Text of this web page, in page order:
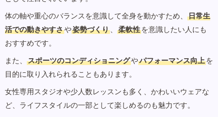
体の軸や重心のバランスを意識して全身を動かすため、
日常生
活での動きやすさや姿勢づくり 、 柔軟性 を意識したい人にも
おすすめです。
また、
スポーツのコンディショニングやパフォーマンス向上 を
目的に取り入れられることもあります。
女性専用スタジオや少人数レッスンも多く、かわいいウェアな
ど、ライフスタイルの一部として楽しめるのも魅力です。